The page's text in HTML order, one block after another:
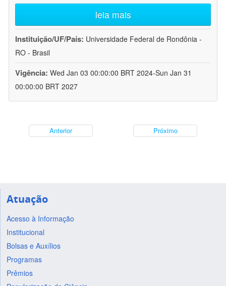
leia mais
Instituição/UF/País: Universidade Federal de Rondônia -
RO - Brasil
Vigência: Wed Jan 03 00:00:00 BRT 2024-Sun Jan 31
00:00:00 BRT 2027
Anterior Próximo
Atuação
Acesso à Informação
Institucional
Bolsas e Auxílios
Programas
Prêmios